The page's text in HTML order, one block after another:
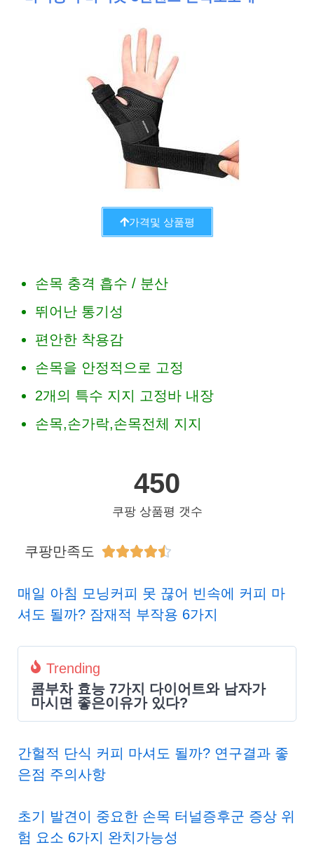
가격및 상품평
손목 충격 흡수 / 분산
뛰어난 통기성
편안한 착용감
손목을 안정적으로 고정
2개의 특수 지지 고정바 내장
손목,손가락,손목전체 지지
쿠팡 상품평 갯수
450
쿠팡만족도 
매일 아침 모닝커피 못 끊어 빈속에 커피 마
셔도 될까? 잠재적 부작용 6가지
Trending
콤부차 효능 7가지 다이어트와 남자가
마시면 좋은이유가 있다?
간헐적 단식 커피 마셔도 될까? 연구결과 좋
은점 주의사항
초기 발견이 중요한 손목 터널증후군 증상 위
험 요소 6가지 완치가능성